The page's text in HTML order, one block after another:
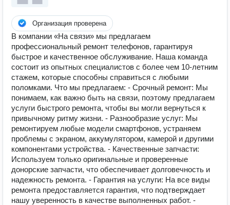
Организация проверена
В компании «На связи» мы предлагаем
профессиональный ремонт телефонов, гарантируя
быстрое и качественное обслуживание. Наша команда
состоит из опытных специалистов с более чем 10-летним
стажем, которые способны справиться с любыми
поломками. Что мы предлагаем: - Срочный ремонт: Мы
понимаем, как важно быть на связи, поэтому предлагаем
услуги быстрого ремонта, чтобы вы могли вернуться к
привычному ритму жизни. - Разнообразие услуг: Мы
ремонтируем любые модели смартфонов, устраняем
проблемы с экраном, аккумулятором, камерой и другими
компонентами устройства. - Качественные запчасти:
Используем только оригинальные и проверенные
донорские запчасти, что обеспечивает долговечность и
надежность ремонта. - Гарантия на услуги: На все виды
ремонта предоставляется гарантия, что подтверждает
нашу уверенность в качестве выполненных работ. -